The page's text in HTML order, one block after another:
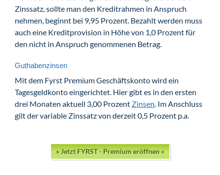
Zinssatz, sollte man den Kreditrahmen in Anspruch
nehmen, beginnt bei 9,95 Prozent. Bezahlt werden muss
auch eine Kreditprovision in Höhe von 1,0 Prozent für
den nicht in Anspruch genommenen Betrag.
Guthabenzinsen
Mit dem Fyrst Premium Geschäftskonto wird ein
Tagesgeldkonto eingerichtet. Hier gibt es in den ersten
drei Monaten aktuell 3,00 Prozent Zinsen. Im Anschluss
gilt der variable Zinssatz von derzeit 0,5 Prozent p.a.
» Jetzt FYRST - Premium eröffnen «